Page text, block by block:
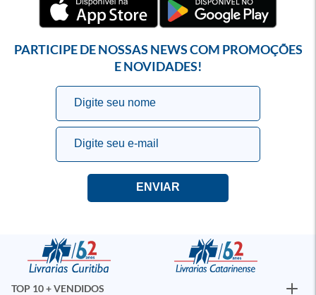
PARTICIPE DE NOSSAS NEWS COM PROMOÇÕES
E NOVIDADES!
TOP 10 + VENDIDOS